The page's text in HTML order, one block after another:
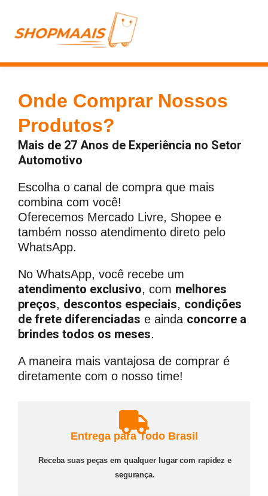
Onde Comprar Nossos
Produtos?
Mais de 27 Anos de Experiência no Setor
Automotivo
Escolha o canal de compra que mais
combina com você!
Oferecemos Mercado Livre, Shopee e
também nosso atendimento direto pelo
WhatsApp.
No WhatsApp, você recebe um
atendimento exclusivo, com melhores
preços, descontos especiais, condições
de frete diferenciadas e ainda concorre a
brindes todos os meses.
A maneira mais vantajosa de comprar é
diretamente com o nosso time!
Entrega para Todo Brasil
Receba suas peças em qualquer lugar com rapidez e
segurança.